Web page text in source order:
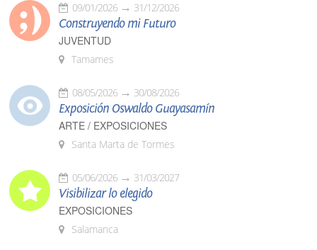
09/01/2026 31/12/2026
Construyendo mi Futuro
JUVENTUD
Tamames
08/05/2026 30/08/2026
Exposición Oswaldo Guayasamín
ARTE / EXPOSICIONES
Santa Marta de Tormes
05/06/2026 31/03/2027
Visibilizar lo elegido
EXPOSICIONES
Salamanca